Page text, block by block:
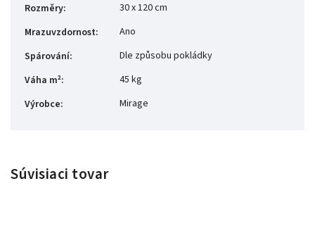
Rozměry:
30 x 120 cm
Mrazuvzdornost:
Ano
Spárování:
Dle způsobu pokládky
Váha m²:
45 kg
Výrobce: Mirage
Súvisiaci tovar